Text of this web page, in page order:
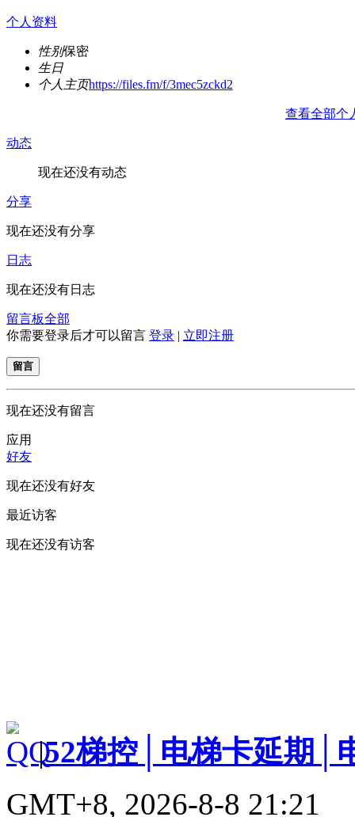
个人资料
性别保密
生日
个人主页https://files.fm/f/3mec5zckd2
查看全部个
动态
现在还没有动态
分享
现在还没有分享
日志
现在还没有日志
留言板全部
你需要登录后才可以留言 登录 | 立即注册
留言
现在还没有留言
应用
好友
现在还没有好友
最近访客
现在还没有访客
|52梯控│电梯卡延期│
GMT+8, 2026-8-8 21:21